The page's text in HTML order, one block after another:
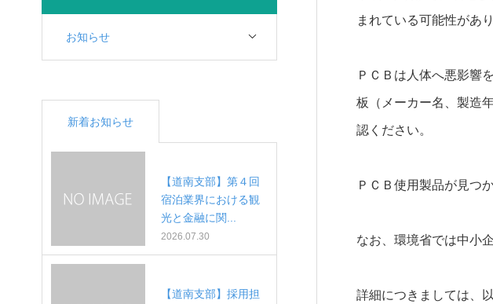
お知らせ
まれている可能性があり
ＰＣＢは人体へ悪影響
板（メーカー名、製造
認ください。
ＰＣＢ使用製品が見つ
なお、環境省では中小
詳細につきましては、
新着お知らせ
【道南支部】第４回
宿泊業界における観
光と金融に関...
2026.07.30
【道南支部】採用担